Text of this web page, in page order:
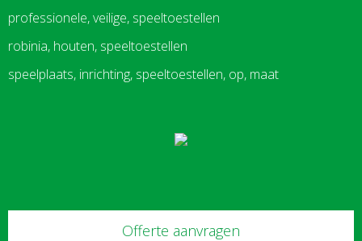
professionele, veilige, speeltoestellen
robinia, houten, speeltoestellen
speelplaats, inrichting, speeltoestellen, op, maat
Offerte aanvragen